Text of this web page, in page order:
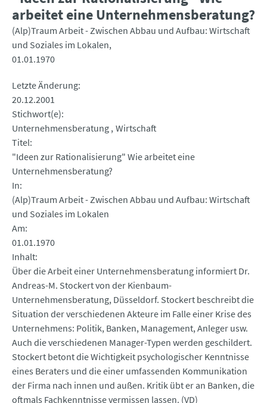
arbeitet eine Unternehmensberatung?
(Alp)Traum Arbeit - Zwischen Abbau und Aufbau: Wirtschaft
und Soziales im Lokalen
01.01.1970
Letzte Änderung
20.12.2001
Stichwort(e)
Unternehmensberatung Wirtschaft
Titel
"Ideen zur Rationalisierung" Wie arbeitet eine
Unternehmensberatung?
In
(Alp)Traum Arbeit - Zwischen Abbau und Aufbau: Wirtschaft
und Soziales im Lokalen
Am
01.01.1970
Inhalt
Über die Arbeit einer Unternehmensberatung informiert Dr.
Andreas-M. Stockert von der Kienbaum-
Unternehmensberatung, Düsseldorf. Stockert beschreibt die
Situation der verschiedenen Akteure im Falle einer Krise des
Unternehmens: Politik, Banken, Management, Anleger usw.
Auch die verschiedenen Manager-Typen werden geschildert.
Stockert betont die Wichtigkeit psychologischer Kenntnisse
eines Beraters und die einer umfassenden Kommunikation
der Firma nach innen und außen. Kritik übt er an Banken, die
oftmals Fachkenntnisse vermissen lassen. (VD)